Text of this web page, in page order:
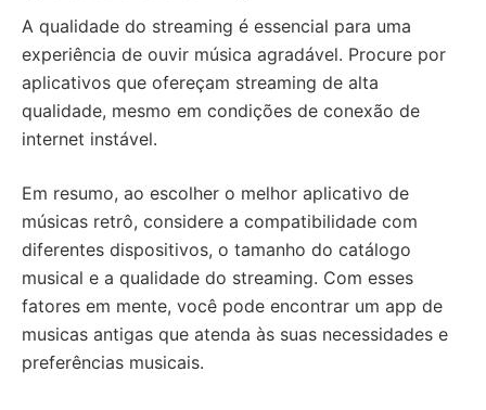
A qualidade do streaming é essencial para uma
experiência de ouvir música agradável. Procure por
aplicativos que ofereçam streaming de alta
qualidade, mesmo em condições de conexão de
internet instável.
Em resumo, ao escolher o melhor aplicativo de
músicas retrô, considere a compatibilidade com
diferentes dispositivos, o tamanho do catálogo
musical e a qualidade do streaming. Com esses
fatores em mente, você pode encontrar um app de
musicas antigas que atenda às suas necessidades e
preferências musicais.